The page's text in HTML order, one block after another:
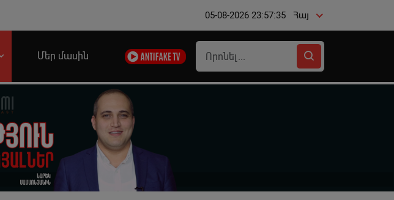
05-08-2026 23:57:35 Հայ
Մեր մասին